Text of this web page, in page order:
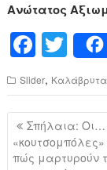
Ανώτατος
F
a
c
e
b
T
wi
tt
er
Slider, Καλάβρυτα
Πλοήγηση
άρθρων
Σπήλαια: Οι…
«κουτσομπόλες»
πώς μαρτυρούν